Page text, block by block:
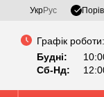
УкрРус
Графік роботи:
Будні:
Сб-Нд: